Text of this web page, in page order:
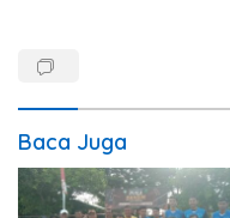
Baca Juga